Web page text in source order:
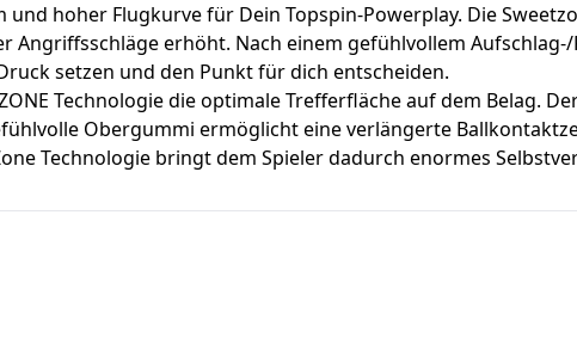
hoher Flugkurve für Dein Topspin-Powerplay. Die
erhöht. Nach einem gefühlvollem
setzen und den Punkt für dich entscheiden.
Technologie die optimale Trefferfläche auf dem Belag.
Obergummi ermöglicht eine verlängerte
Technologie bringt dem Spieler dadurch enormes